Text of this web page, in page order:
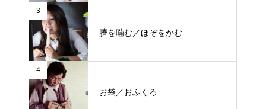
3
臍を噛む／ほぞをかむ
4
お袋／おふくろ